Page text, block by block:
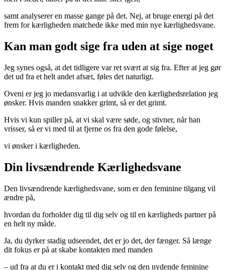
samt analyserer en masse gange på det. Nej, at bruge energi på det
frem for kærligheden matchede ikke med min nye kærlighedsvane.
Kan man godt sige fra uden at sige noget
Jeg synes også, at det tidligere var ret svært at sig fra. Efter at jeg gør
det ud fra et helt andet afsæt, føles det naturligt.
Oveni er jeg jo medansvarlig i at udvikle den kærlighedsrelation jeg
ønsker. Hvis manden snakker grimt, så er det grimt.
Hvis vi kun spiller på, at vi skal være søde, og stivner, når han
vrisser, så er vi med til at fjerne os fra den gode følelse,
vi ønsker i kærligheden.
Din livsændrende Kærlighedsvane
Den livsændrende kærlighedsvane, som er den feminine tilgang vil
ændre på,
hvordan du forholder dig til dig selv og til en kærligheds partner på
en helt ny måde.
Ja, du dyrker stadig udseendet, det er jo det, der fænger. Så længe
dit fokus er på at skabe kontakten med manden
– ud fra at du er i kontakt med dig selv og den nydende feminine